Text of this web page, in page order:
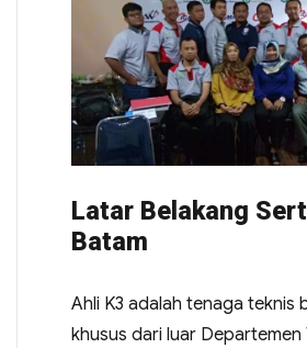
Latar Belakang
Batam
Ahli K3 adalah tenaga teknis
khusus dari luar Departemen